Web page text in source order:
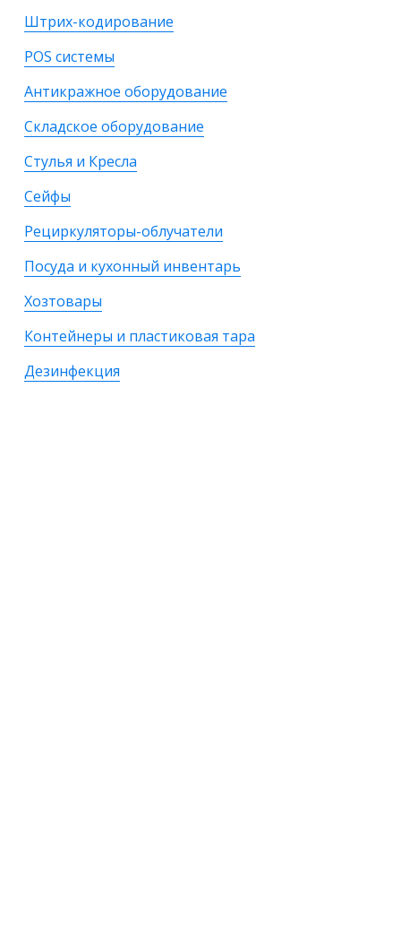
Штрих-кодирование
POS системы
Антикражное оборудование
Складское оборудование
Стулья и Кресла
Сейфы
Рециркуляторы-облучатели
Посуда и кухонный инвентарь
Хозтовары
Контейнеры и пластиковая тара
Дезинфекция